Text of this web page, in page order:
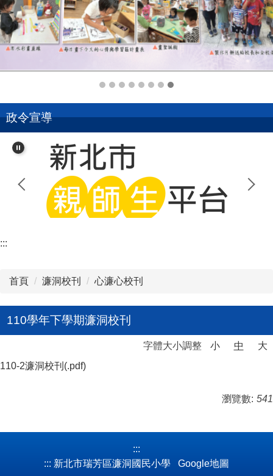
政令宣導
:::
首頁 濂洞校刊 心濂心校刊
110學年下學期濂洞校刊
字體大小調整 小 中
大
110-2濂洞校刊(.pdf)
瀏覽數: 541
:::
::: 新北市瑞芳區濂洞國民小學 Google地圖